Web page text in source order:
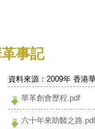
事記
資料來源：2009年 香港
華革創會歷程.pdf
六十年來助醫之路.pdf